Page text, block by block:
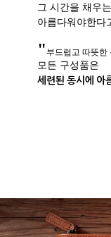
그 시간을 채우
아름다워야한다
" 부드럽고 따뜻한
모든 구성품은
세련된 동시에 아